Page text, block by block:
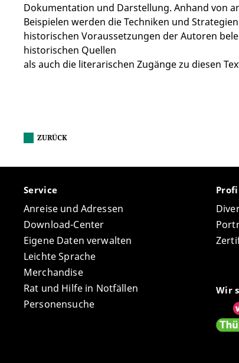
Dokumentation und Darstellung. Anhand von
Beispielen werden die Techniken und
historischen Voraussetzungen der Autoren
historischen Quellen
als auch die literarischen Zugänge zu diesen
ZURÜCK
Service
Anreise und Adressen
Download-Center
Eigene Daten verwalten
Leichte Sprache
Merchandise
Rat und Hilfe in Notfällen
Personensuche
Wir